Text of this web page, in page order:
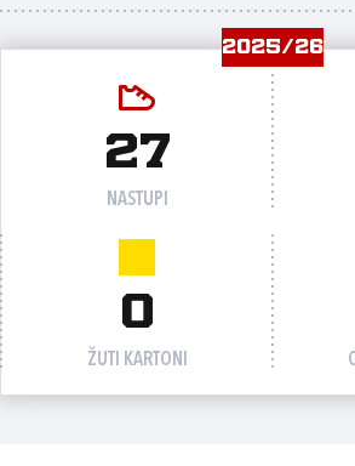
2025/26
27
NASTUPI
0
ŽUTI KARTONI